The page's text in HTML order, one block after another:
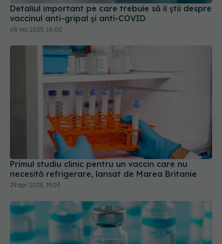
Primul studiu clinic pentru un vaccin care nu
necesită refrigerare, lansat de Marea Britanie
29 apr 2025, 19:03